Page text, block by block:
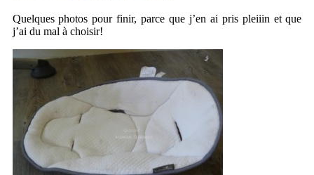
Quelques photos pour finir, parce que j’en ai pris pleiiin et que
j’ai du mal à choisir!